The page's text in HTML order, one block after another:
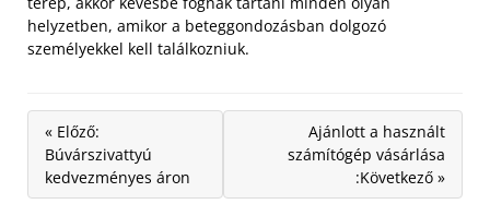
helyzetben, amikor a beteggondozásban dolgozó
személyekkel kell találkozniuk.
« Előző:
Búvárszivattyú
kedvezményes áron
Ajánlott a használt
számítógép vásárlása
:Következő »